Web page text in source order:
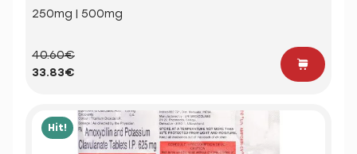
250mg | 500mg
40.60€
33.83€
Hit!